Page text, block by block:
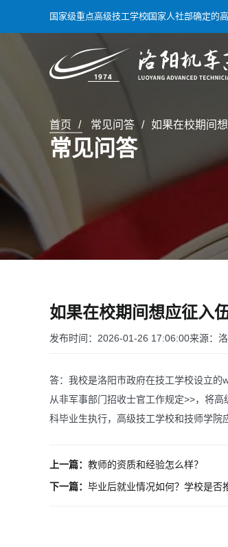
国家级重点高级技工学校 国家人社部确定的
首页 常见问答 如果在校期间
常见问答
如果在校期间想应征入
发布时间：2026-01-26 17:06:00来源：
答：我校是洛阳市政府在技工学校设立
从非军事部门招收士官工作规定>>，将
科毕业生执行，高级技工学校和技师学院
上一篇： 教师的资质和经验怎么样？
下一篇： 毕业后就业情况如何？学校是否